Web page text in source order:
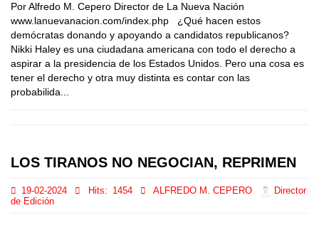
Por Alfredo M. Cepero Director de La Nueva Nación
www.lanuevanacion.com/index.php ¿Qué hacen estos
demócratas donando y apoyando a candidatos republicanos?
Nikki Haley es una ciudadana americana con todo el derecho a
aspirar a la presidencia de los Estados Unidos. Pero una cosa es
tener el derecho y otra muy distinta es contar con las
probabilida...
LOS TIRANOS NO NEGOCIAN, REPRIMEN
19-02-2024 Hits: 1454 ALFREDO M. CEPERO
Director
de Edición